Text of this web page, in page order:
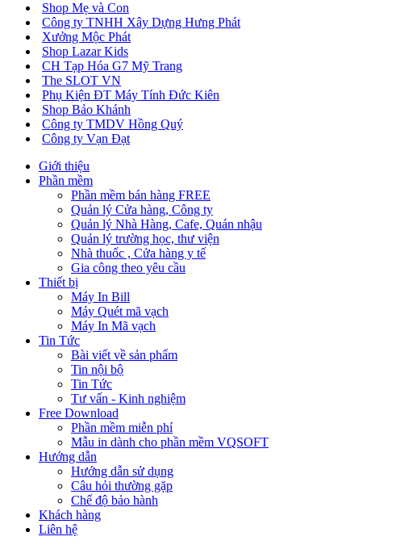
Shop Mẹ và Con
Công ty TNHH Xây Dựng Hưng Phát
Xưởng Mộc Phát
Shop Lazar Kids
CH Tạp Hóa G7 Mỹ Trang
The SLOT VN
Phụ Kiện ĐT Máy Tính Đức Kiên
Shop Bảo Khánh
Công ty TMDV Hồng Quý
Công ty Vạn Đạt
Giới thiệu
Phần mềm
Phần mềm bán hàng FREE
Quản lý Cửa hàng, Công ty
Quản lý Nhà Hàng, Cafe, Quán nhậu
Quản lý trường học, thư viện
Nhà thuốc , Cửa hàng y tế
Gia công theo yêu cầu
Thiết bị
Máy In Bill
Máy Quét mã vạch
Máy In Mã vạch
Tin Tức
Bài viết về sản phẩm
Tin nội bộ
Tin Tức
Tư vấn - Kinh nghiệm
Free Download
Phần mềm miễn phí
Mẫu in dành cho phần mềm VQSOFT
Hướng dẫn
Hướng dẫn sử dụng
Câu hỏi thường gặp
Chế độ bảo hành
Khách hàng
Liên hệ